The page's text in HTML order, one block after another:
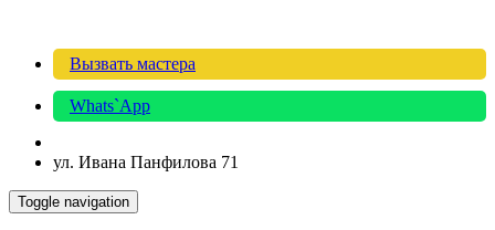
Вызвать мастера
Whats`App
ул. Ивана Панфилова 71
Toggle navigation